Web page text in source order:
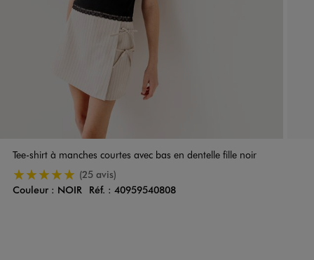
Tee-shirt à manches courtes avec bas en dentelle fille noir
5/5 de moyenne(25 avis)
Couleur
Couleur : NOIR Réf. : 40959540808